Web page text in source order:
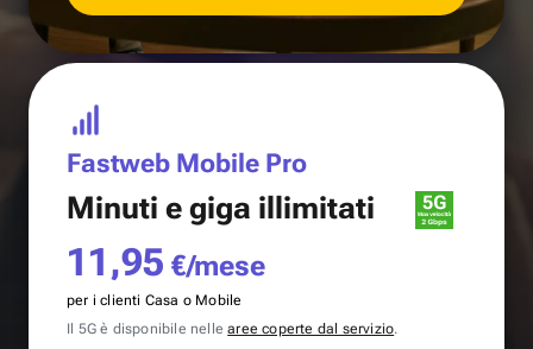
Fastweb Mobile Pro
Minuti e giga illimitati
11,95 €/mese
per i clienti Casa o Mobile
Il 5G è disponibile nellearee coperte dal servizio.